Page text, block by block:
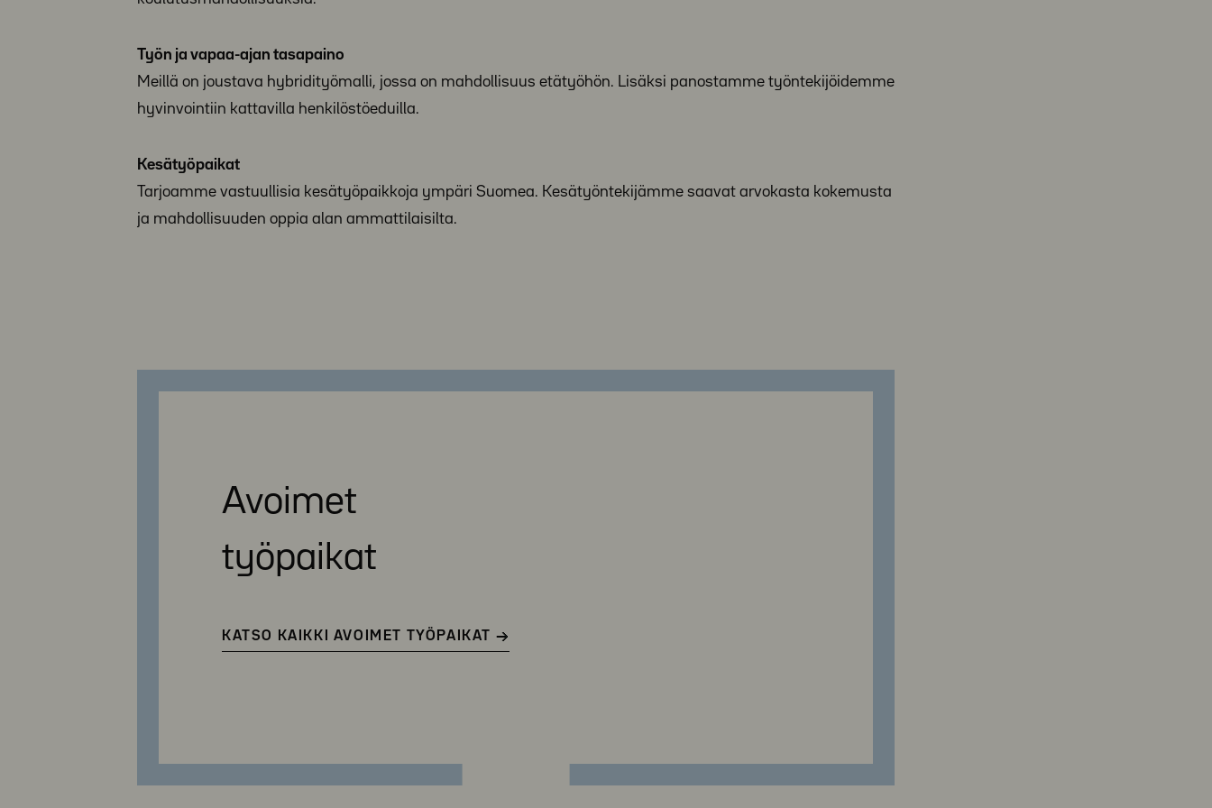
Työn ja vapaa-ajan tasapaino
Meillä on joustava hybridityömalli, jossa on mahdollisuus etätyöhön. Lisäksi panostamme työntekijöidemme
hyvinvointiin kattavilla henkilöstöeduilla.
Kesätyöpaikat
Tarjoamme vastuullisia kesätyöpaikkoja ympäri Suomea. Kesätyöntekijämme saavat arvokasta kokemusta
ja mahdollisuuden oppia alan ammattilaisilta.
Avoimet
työpaikat
KATSO KAIKKI AVOIMET TYÖPAIKAT